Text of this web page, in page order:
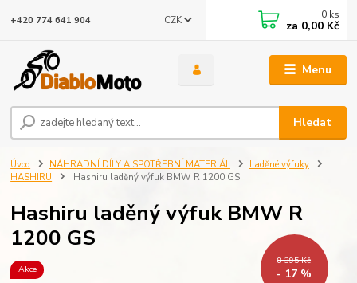
Menu
CZK
Hledat
+420 774 641 904 0 ks
za 0,00 Kč
Úvod NÁHRADNÍ DÍLY A SPOTŘEBNÍ MATERIÁL
Laděné výfuky
HASHIRU
Hashiru laděný výfuk BMW R 1200 GS
Hashiru laděný výfuk BMW R
1200 GS
Akce
8 395 Kč
- 17 %